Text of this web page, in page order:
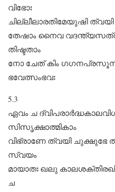
വിഭോഃ
ചില്ലീലാരതിമേയുഷി
തേഷാം നൈവ
തിഷ്ടതാം
നോ ചേത്‌ കിം
ഭവേത്സംഭവഃ
5.3
ഏവം ച
സിസൃക്ഷാത്മികാം
വിഭ്രാണേ ത്വയി ചുക്ഷുഭേ
സ്വയം
മായാതഃ ഖലു
ച